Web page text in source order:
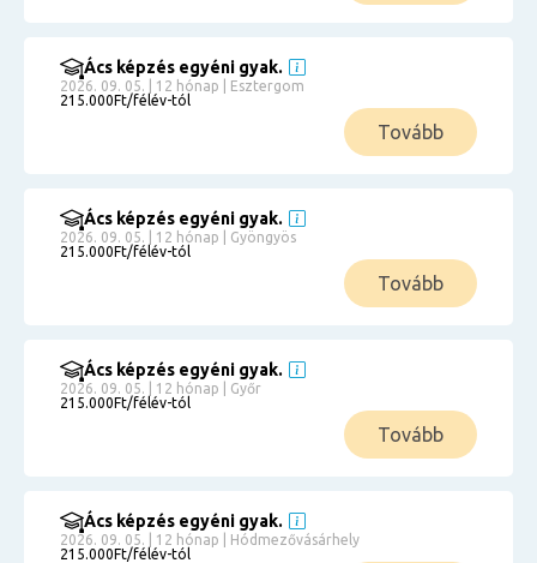
Ács képzés egyéni gyak.
2026. 09. 05. | 12 hónap | Esztergom
215.000Ft/félév-tól
Tovább
Ács képzés egyéni gyak.
2026. 09. 05. | 12 hónap | Gyöngyös
215.000Ft/félév-tól
Tovább
Ács képzés egyéni gyak.
2026. 09. 05. | 12 hónap | Győr
215.000Ft/félév-tól
Tovább
Ács képzés egyéni gyak.
2026. 09. 05. | 12 hónap | Hódmezővásárhely
215.000Ft/félév-tól